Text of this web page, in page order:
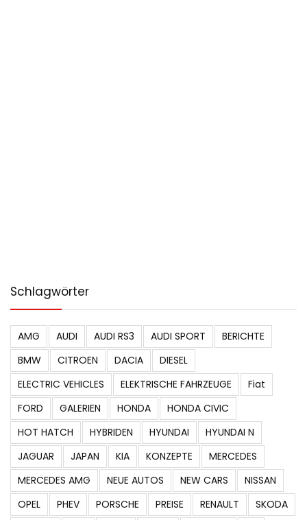
Schlagwörter
AMG AUDI AUDI RS3 AUDI SPORT
BERICHTE
BMW
CITROEN DACIA
DIESEL
ELECTRIC VEHICLES
ELEKTRISCHE FAHRZEUGE
Fiat
FORD
GALERIEN HONDA
HONDA CIVIC
HOT HATCH
HYBRIDEN HYUNDAI
HYUNDAI N
JAGUAR
JAPAN KIA KONZEPTE
MERCEDES
MERCEDES AMG
NEUE AUTOS NEW CARS
NISSAN
OPEL
PHEV PORSCHE PREISE RENAULT
SKODA